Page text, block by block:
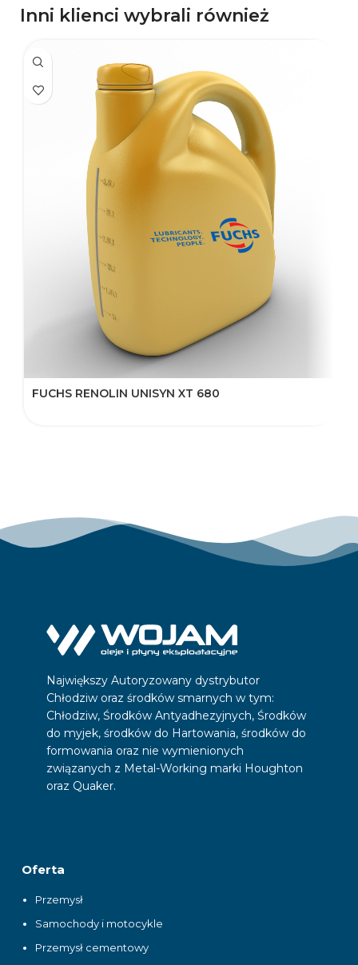
Inni klienci wybrali również
FUCHS RENOLIN UNISYN XT 680
Największy Autoryzowany dystrybutor
Chłodziw oraz środków smarnych w tym:
Chłodziw, Środków Antyadhezyjnych, Środków
do myjek, środków do Hartowania, środków do
formowania oraz nie wymienionych
związanych z Metal-Working marki Houghton
oraz Quaker.
Oferta
Przemysł
Samochody i motocykle
Przemysł cementowy